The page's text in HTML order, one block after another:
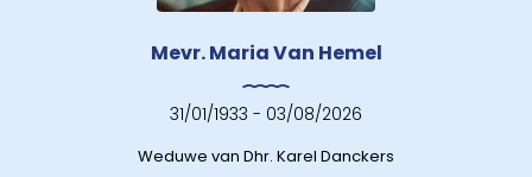
Mevr. Maria Van Hemel
31/01/1933 - 03/08/2026
Weduwe van Dhr. Karel Danckers